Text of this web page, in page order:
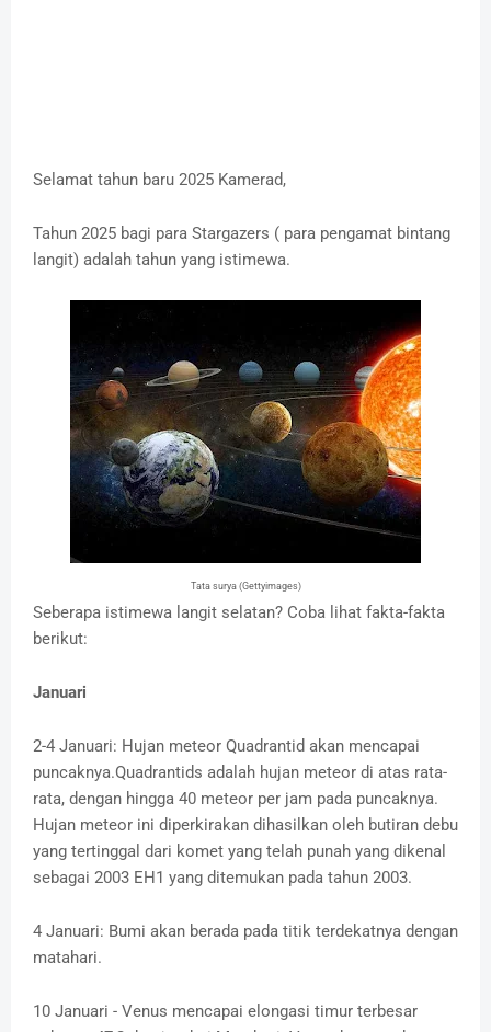
Selamat tahun baru 2025 Kamerad,
Tahun 2025 bagi para Stargazers ( para pengamat bintang
langit) adalah tahun yang istimewa.
Tata surya (Gettyimages)
Seberapa istimewa langit selatan? Coba lihat fakta-fakta
berikut:
Januari
2-4 Januari: Hujan meteor Quadrantid akan mencapai
puncaknya.Quadrantids adalah hujan meteor di atas rata-
rata, dengan hingga 40 meteor per jam pada puncaknya.
Hujan meteor ini diperkirakan dihasilkan oleh butiran debu
yang tertinggal dari komet yang telah punah yang dikenal
sebagai 2003 EH1 yang ditemukan pada tahun 2003.
4 Januari: Bumi akan berada pada titik terdekatnya dengan
matahari.
10 Januari - Venus mencapai elongasi timur terbesar